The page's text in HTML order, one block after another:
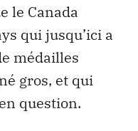
le Canada
qui jusqu’ici a
médailles
gros, et qui
question.